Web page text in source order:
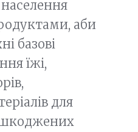
аби
базові
їжі,
для